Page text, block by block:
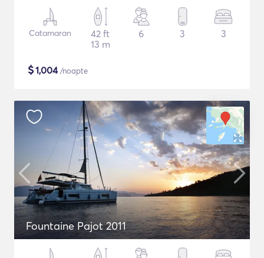
Catamaran
42 ft
13 m
6 3 3
$1,004/noapte
Fountaine Pajot 2011